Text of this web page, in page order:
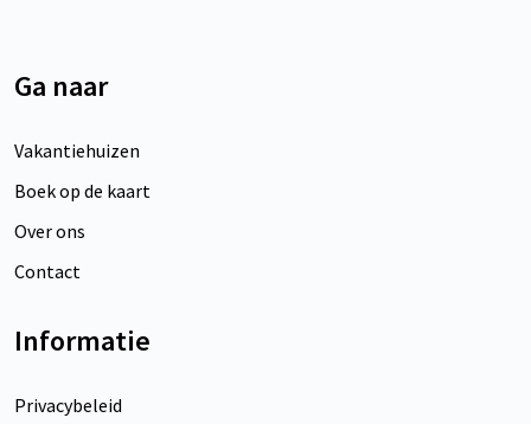
Ga naar
Vakantiehuizen
Boek op de kaart
Over ons
Contact
Informatie
Privacybeleid